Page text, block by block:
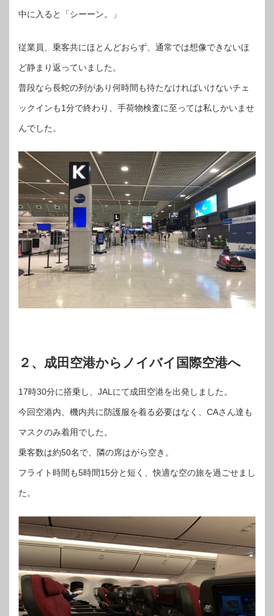
中に入ると「シーーン。」
従業員、乗客共にほとんどおらず、通常では想像できないほ
ど静まり返っていました。
普段なら長蛇の列があり何時間も待たなければいけないチェ
ックインも1分で終わり、手荷物検査に至っては私しかいませ
んでした。
２、成田空港から ノイバイ国際空港へ
17時30分に搭乗し、JALにて成田空港を出発しました。
今回空港内、機内共に防護服を着る必要はなく、CAさん達も
マスクのみ着用でした。
乗客数は約50名で、隣の席はがら空き。
フライト時間も5時間15分と短く、快適な空の旅を過ごせまし
た。